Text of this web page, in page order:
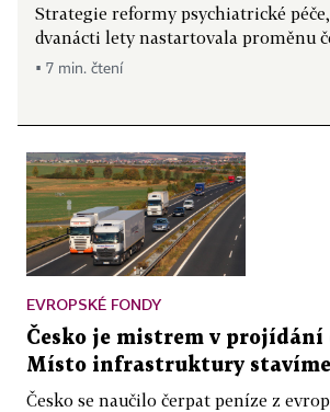
Strategie reformy psychiatrické
dvanácti lety nastartovala proměnu
▪ 7 min. čtení
EVROPSKÉ FONDY
Česko je mistrem v projídání
Místo infrastruktury
Česko se naučilo čerpat peníze z